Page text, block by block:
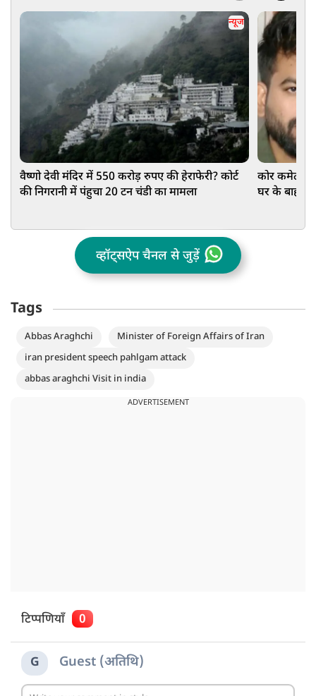
न्यूज
वैष्णो देवी मंदिर में 550 करोड़ रुपए की हेराफेरी? कोर्ट
की निगरानी में पंहुचा 20 टन चंडी का मामला
कोर कमेटी
घर के बाहर
व्हॉट्सऐप चैनल से जुड़ें
Tags
Abbas Araghchi
Minister of Foreign Affairs of Iran
iran president speech pahlgam attack
abbas araghchi Visit in india
ADVERTISEMENT
टिप्पणियाँ 0
G Guest (अतिथि)